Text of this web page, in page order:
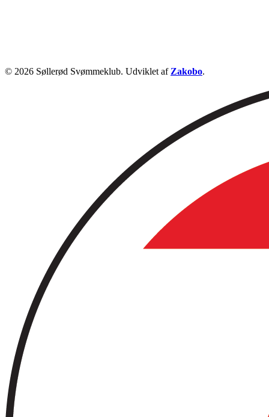
© 2026 Søllerød Svømmeklub. Udviklet af Zakobo.